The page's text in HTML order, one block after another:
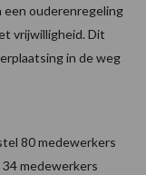
een ouderenregeling
vrijwilligheid. Dit
in de weg
80 medewerkers
medewerkers